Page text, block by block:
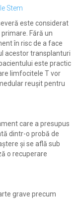
este considerat
Fără un
în risc de a face
acestor transplanturi
este practic
limfocitele T vor
reușit pentru
care a presupus
dintr-o probă de
și se află sub
o recuperare
grave precum